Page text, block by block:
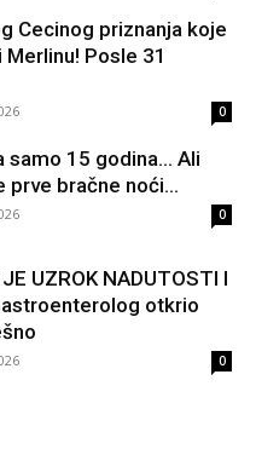
Cecinog priznanja koje
Posle 31
0
samo 15 godina… Ali
prve bračne noći...
0
UZROK NADUTOSTI I
otkrio
0